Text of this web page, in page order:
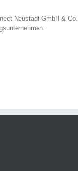
Neustadt GmbH &